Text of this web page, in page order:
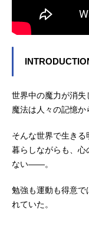
世界中の魔力が消
魔法は人々の記憶か
そんな世界で生き
暮らしながらも、心
ない――。
勉強も運動も得意で
れていた。